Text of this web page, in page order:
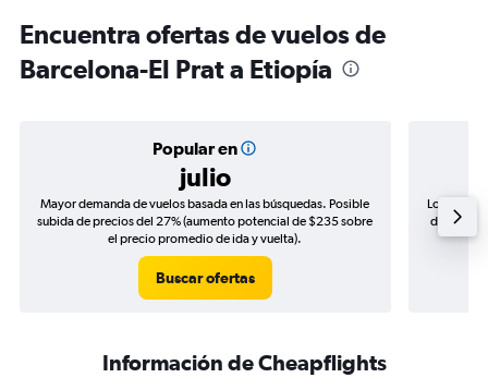
Encuentra ofertas de vuelos de
Barcelona-El Prat a Etiopía
Popular en
julio
Mayor demanda de vuelos basada en las búsquedas. Posible
subida de precios del 27% (aumento potencial de $235 sobre
el precio promedio de ida y vuelta).
Buscar ofertas
Los
de
Información de Cheapflights